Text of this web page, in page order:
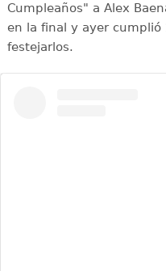
Cumpleaños" a Alex
en la final y ayer
festejarlos.